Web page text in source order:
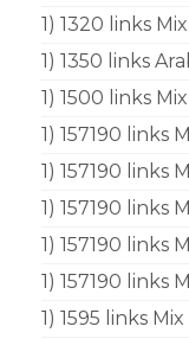
1) 1320 links
1) 1350 links
1) 1500 links
1) 157190 links
1) 157190 links
1) 157190 links
1) 157190 links
1) 157190 links
1) 1595 links